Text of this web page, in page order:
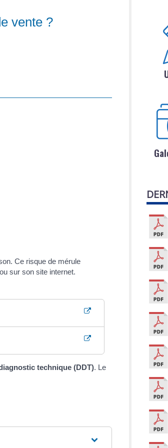
vente ?
Ce risque de mérule
sur son site internet.
technique (DDT). Le